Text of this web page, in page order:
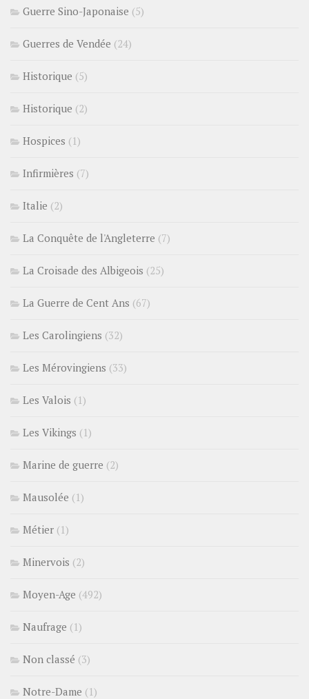
Guerre Sino-Japonaise (5)
Guerres de Vendée (24)
Historique (5)
Historique (2)
Hospices (1)
Infirmières (7)
Italie (2)
La Conquête de l'Angleterre (7)
La Croisade des Albigeois (25)
La Guerre de Cent Ans (67)
Les Carolingiens (32)
Les Mérovingiens (33)
Les Valois (1)
Les Vikings (1)
Marine de guerre (2)
Mausolée (1)
Métier (1)
Minervois (2)
Moyen-Age (492)
Naufrage (1)
Non classé (3)
Notre-Dame (1)